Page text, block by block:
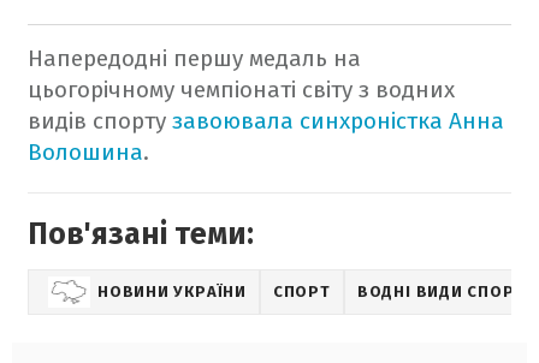
Напередодні першу медаль на
цьогорічному чемпіонаті світу з водних
видів спорту завоювала синхроністка Анна
Волошина.
Пов'язані теми:
НОВИНИ УКРАЇНИ СПОРТ ВОДНІ ВИДИ СПОРТУ